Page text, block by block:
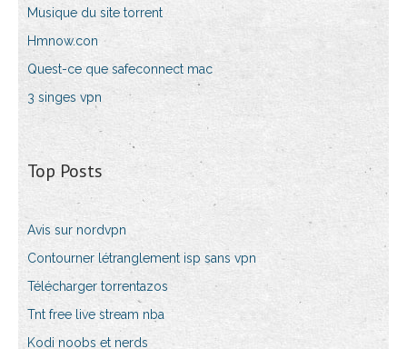
Musique du site torrent
Hmnow.con
Quest-ce que safeconnect mac
3 singes vpn
Top Posts
Avis sur nordvpn
Contourner létranglement isp sans vpn
Télécharger torrentazos
Tnt free live stream nba
Kodi noobs et nerds